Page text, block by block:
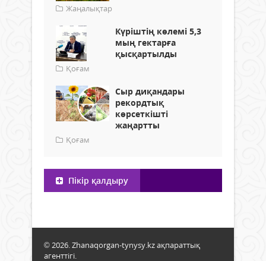
Жаңалықтар
Күріштің көлемі 5,3
мың гектарға
қысқартылды
Қоғам
Сыр диқандары
рекордтық
көрсеткішті
жаңартты
Қоғам
Пікір қалдыру
© 2026. Zhanaqorgan-tynysy.kz ақпараттық
агенттігі.